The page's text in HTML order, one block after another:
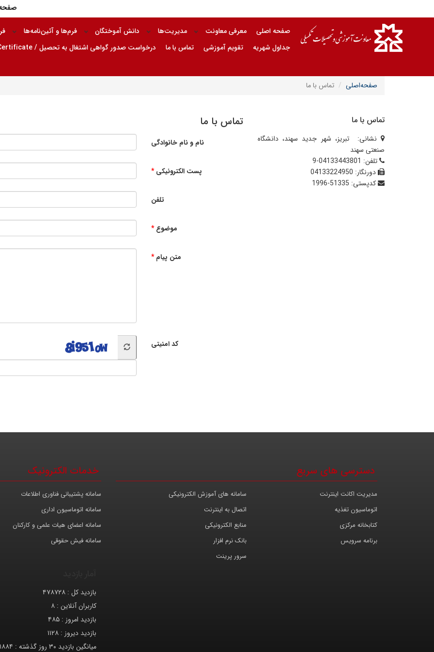
صفحه اصلی معرفی معاونت مدیریت‌ها دانش آموختگان فرم‌ها و آئین‌نامه‌ها
جداول شهریه
تقویم آموزشی تماس با ما درخواست صدور گواهی اشتغال به تحصیل / Request for Issuance of Enrollment Certificate
صفحه‌اصلی تماس با ما
تماس با ما
نام و نام خانوادگی
پست الکترونیکی
تلفن
موضوع
متن پیام
کد امنیتی
تماس با ما
نشانی:
تبریز، شهر جدید سهند، دانشگاه
صنعتی سهند
تلفن: 04133443801-9
دورنگار: 04133224950
کدپستی: 51335-1996
دسترسی های سریع
سامانه های آموزش الکترونیکی
مدیریت اکانت اینترنت
اتصال به اینترنت
اتوماسیون تغذیه
منابع الکترونیکی
کتابخانه مرکزی
بانک نرم افزار
برنامه سرویس
سرور پرینت
خدمات الکترونیک
سامانه پشتیبانی فناوری اطلاعات
سامانه اتوماسیون اداری
سامانه اعضای هیات علمی و کارکنان
سامانه فیش حقوقی
بازدید کل : ۴۷۸۷۲۸
کاربران آنلاین : ۸
بازدید امروز : ۴۸۵
بازدید دیروز : ۱۱۲۸
میانگین بازدید ۳۰ روز گذشته :
۱۸۸۴